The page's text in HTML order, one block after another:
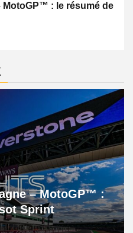
MotoGP™ : le résumé de
– MotoGP™ :
Sprint